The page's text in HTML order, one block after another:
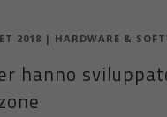
2018 | HARDWARE &
hanno